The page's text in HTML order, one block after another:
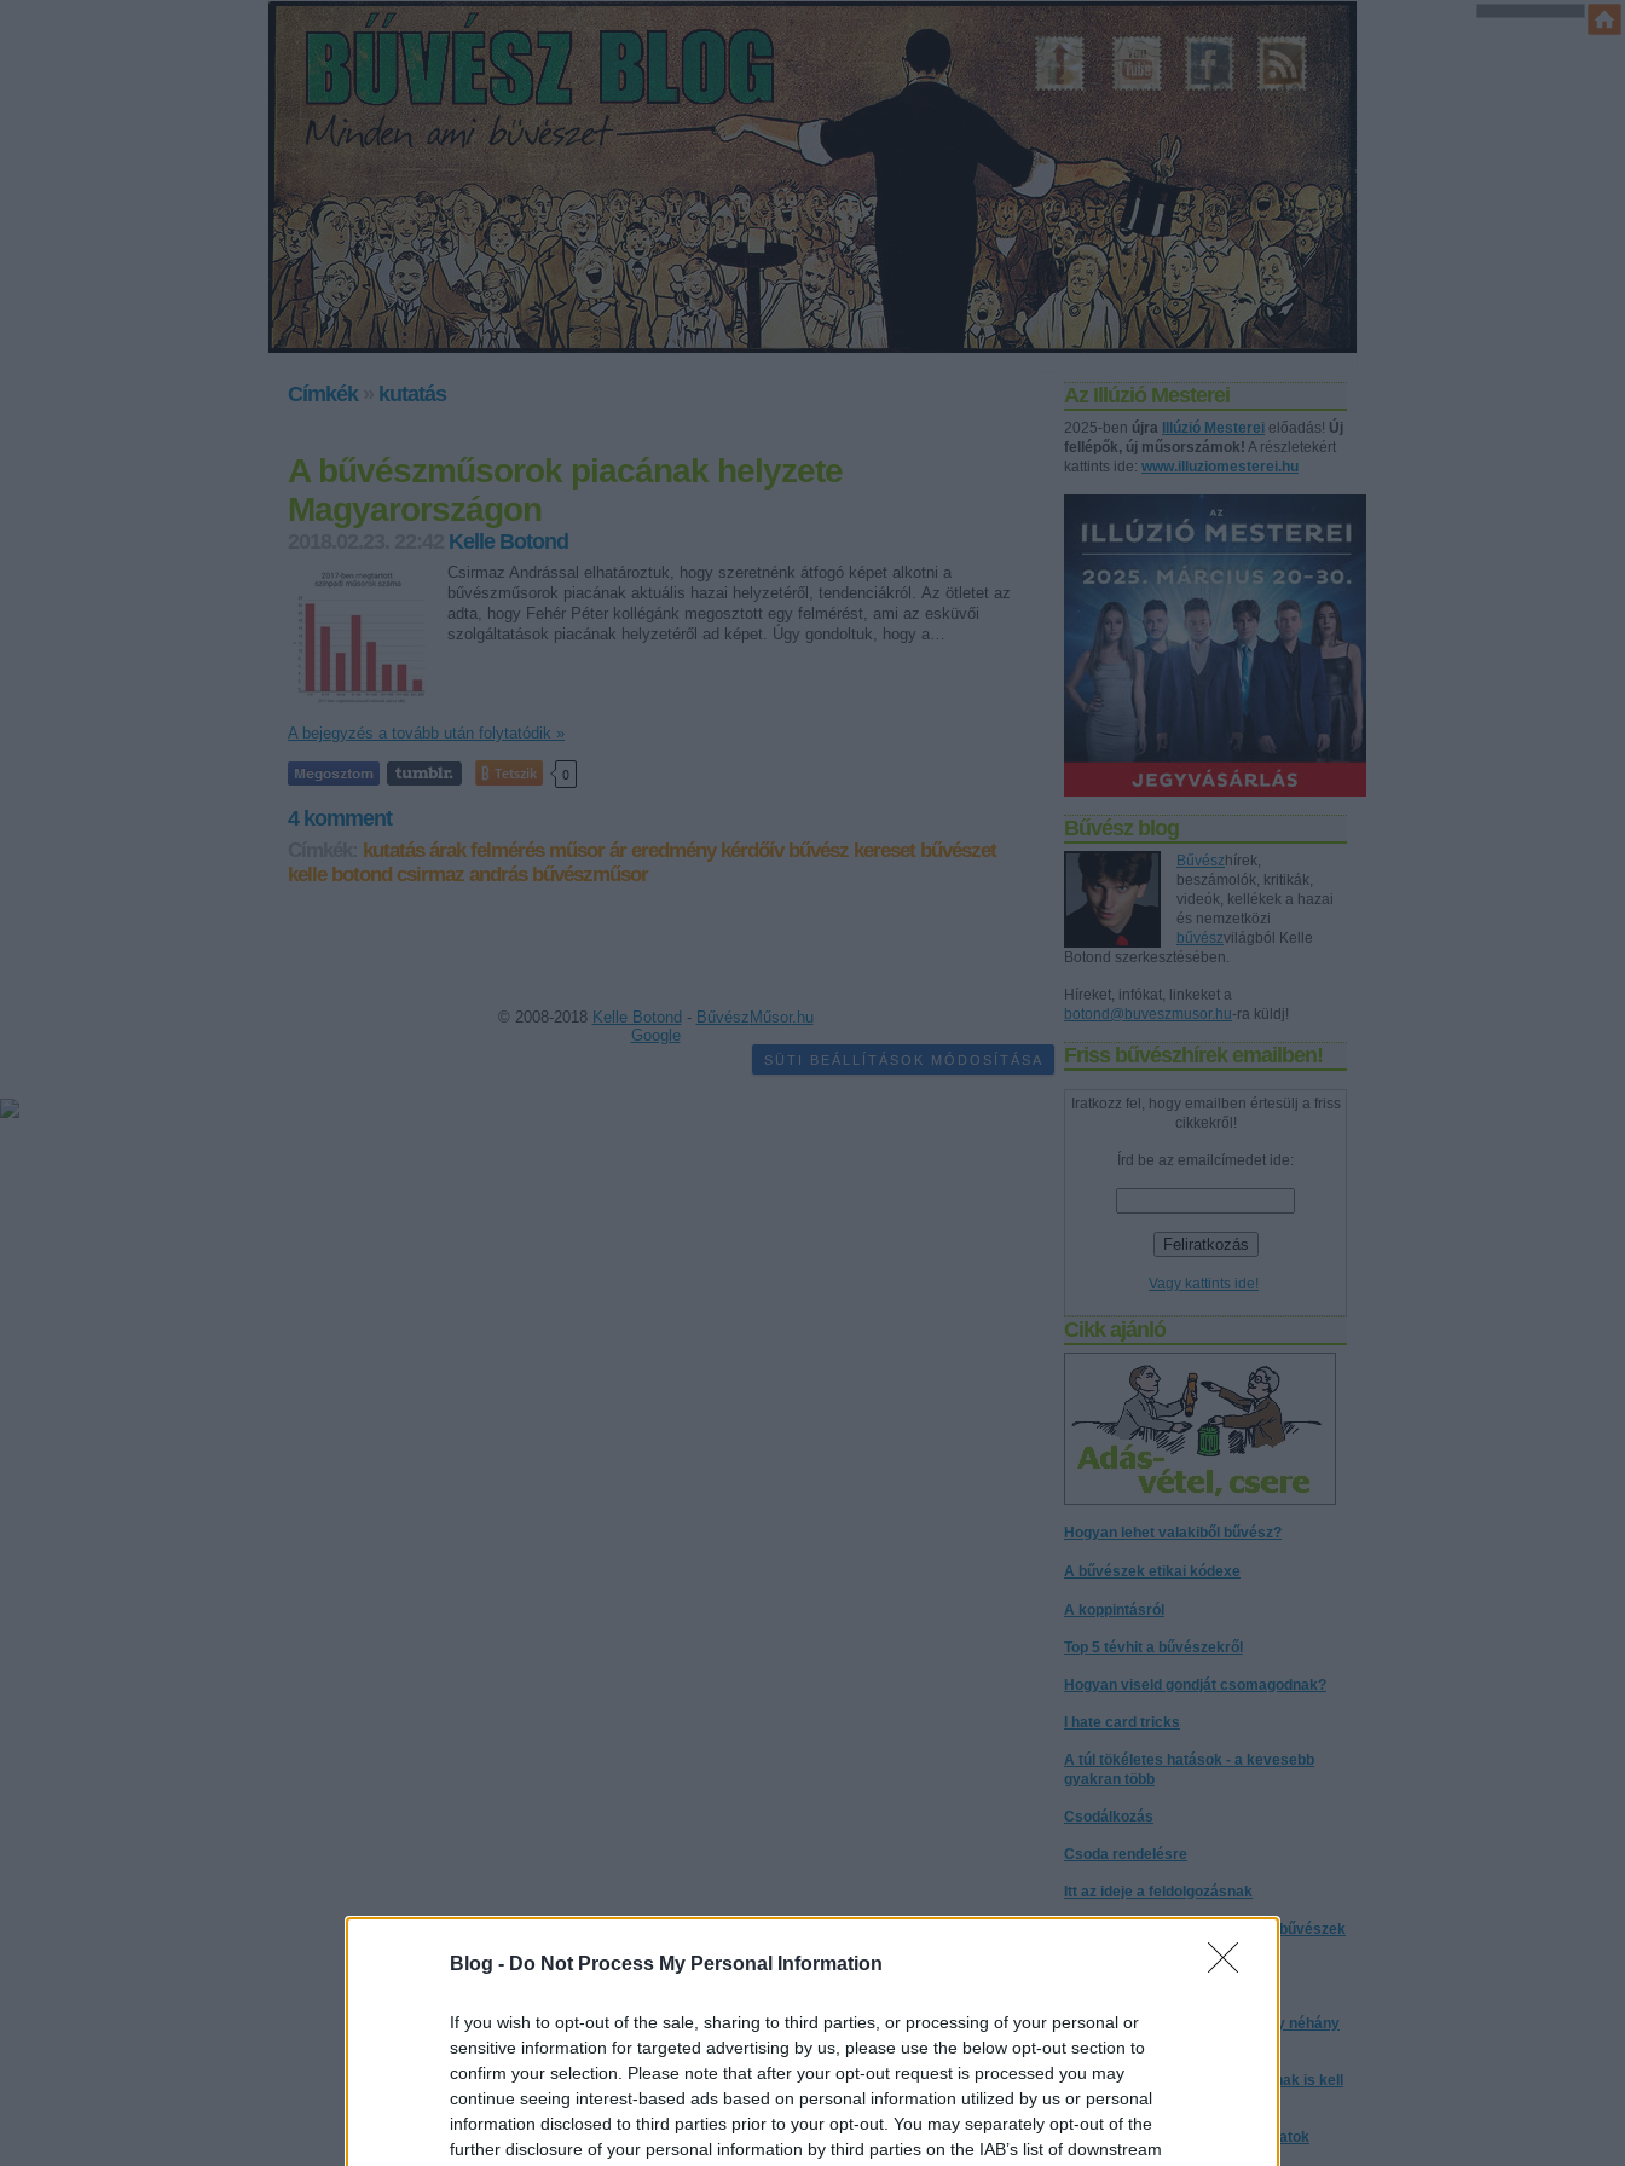
Blog - Do Not Process My Personal Information
If you wish to opt-out of the sale, sharing to third parties, or processing of your personal or
sensitive information for targeted advertising by us, please use the below opt-out section to
confirm your selection. Please note that after your opt-out request is processed you may
continue seeing interest-based ads based on personal information utilized by us or personal
information disclosed to third parties prior to your opt-out. You may separately opt-out of the
further disclosure of your personal information by third parties on the IAB’s list of downstream
Az Illúzió Mesterei
2025-ben újra Illúzió Mesterei előadás! Új
fellépők, új műsorszámok! A részletekért
kattints ide: www.illuziomesterei.hu
Bűvész blog
Bűvész hírek,
beszámolók, kritikák,
videók, kellékek a hazai
és nemzetközi
bűvészvilágból Kelle
Botond szerkesztésében.
Híreket, infókat, linkeket a
botond@buveszmusor.hu-ra küldj!
Friss bűvészhírek emailben!
Iratkozz fel, hogy emailben értesülj a friss
cikkekről!
Írd be az emailcímedet ide:
Vagy kattints ide!
Cikk ajánló
Hogyan lehet valakiből bűvész?
A bűvészek etikai kódexe
A koppintásról
Top 5 tévhit a bűvészekről
Hogyan viseld gondját csomagodnak?
I hate card tricks
A túl tökéletes hatások - a kevesebb
gyakran több
Csodálkozás
Csoda rendelésre
Itt az ideje a feldolgozásnak
Tényleg: miért nem árulják el a bűvészek
Az a bizonyos 10 000 óra, avagy néhány
gondolat a gyakorlásról
Nem elég ártatlannak lenni. Annak is kell
tűnni
Tanulj trükköt! - trükkmagyarázatok
Címkék» kutatás
A bűvészműsorok piacának helyzete
Magyarországon
Kelle Botond
Csirmaz Andrással elhatároztuk, hogy szeretnénk átfogó képet alkotni a
bűvészműsorok piacának aktuális hazai helyzetéről, tendenciákról. Az ötletet az
adta, hogy Fehér Péter kollégánk megosztott egy felmérést, ami az esküvői
szolgáltatások piacának helyzetéről ad képet. Úgy gondoltuk, hogy a…
A bejegyzés a tovább után folytatódik »
Tetszik 0
4komment
kutatás árak felmérés műsor ár eredmény kérdőív bűvész kereset bűvészet
kelle botond csirmaz andrás bűvészműsor
© 2008-2018 Kelle Botond - Bűvész Műsor.hu
Google
SÜTI BEÁLLÍTÁSOK MÓDOSÍTÁSA